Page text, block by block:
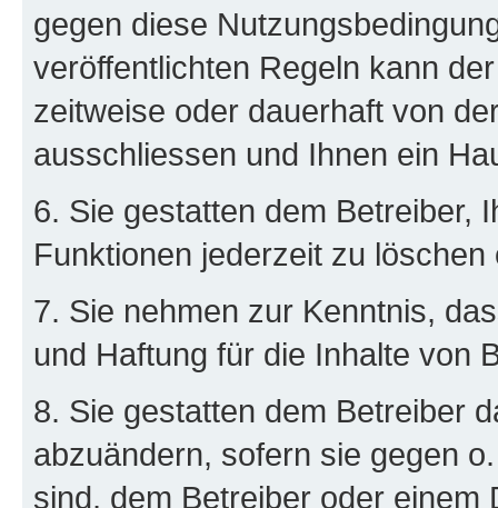
gegen diese
veröffentlichten Regeln kann
zeitweise oder dauerhaft von
ausschliessen und Ihnen ein
6. Sie gestatten dem Betreiber,
Funktionen jederzeit zu
7. Sie nehmen zur Kenntnis,
und Haftung für die Inhalte von
8. Sie gestatten dem Betreiber
abzuändern, sofern sie gegen
sind, dem Betreiber oder einem